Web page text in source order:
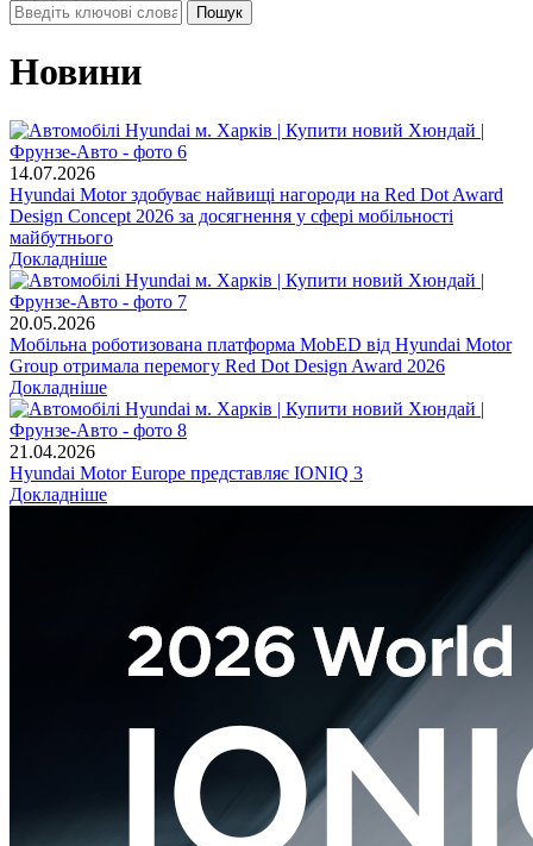
Новини
14.07.2026
Hyundai Motor здобуває найвищі нагороди на Red Dot Award
Design Concept 2026 за досягнення у сфері мобільності
майбутнього
Докладніше
20.05.2026
Мобільна роботизована платформа MobED від Hyundai Motor
Group отримала перемогу Red Dot Design Award 2026
Докладніше
21.04.2026
Hyundai Motor Europe представляє IONIQ 3
Докладніше